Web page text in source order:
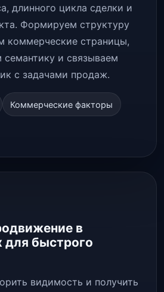
длинного цикла сделки и
Формируем структуру
коммерческие страницы,
семантику и связываем
с задачами продаж.
Коммерческие факторы
в
для быстрого
видимость и получить